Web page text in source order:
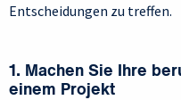
Entscheidungen zu treffen.
1. Machen Sie Ihre
einem Projekt